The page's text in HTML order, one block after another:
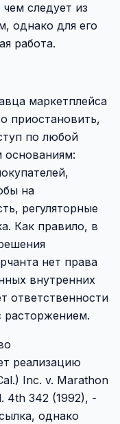
следует из
однако для его
работа.
маркетплейса
приостановить,
по любой
основаниям:
на
регуляторные
Как правило, в
нет права
внутренних
ответственности
расторжением.
реализацию
Inc. v. Marathon
4th 342 (1992), -
однако